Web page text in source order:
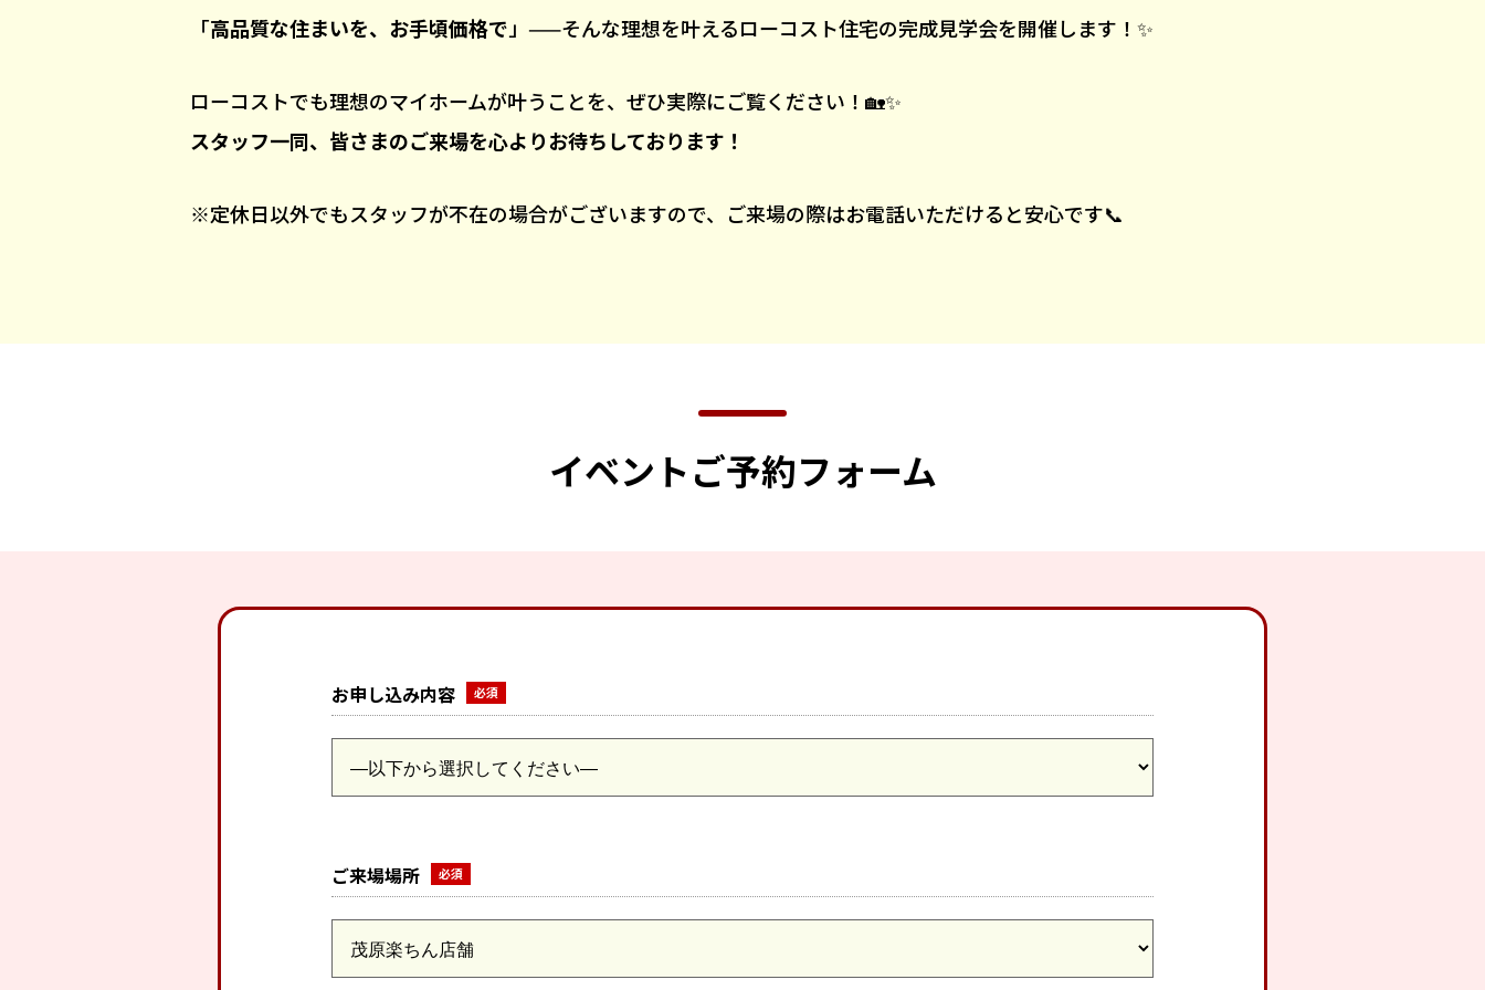
「高品質な住まいを、お手頃価格で 」——そんな理想を叶えるローコスト住宅の完成見学会を開催します！✨
ローコストでも理想のマイホームが叶うことを、ぜひ実際にご覧ください！🏡✨
スタッフ一同、皆さまのご来場を心よりお待ちしております！
※定休日以外でもスタッフが不在の場合がございますので、ご来場の際はお電話いただけると安心です📞
イベントご予約フォーム
お申し込み内容
ご来場場所